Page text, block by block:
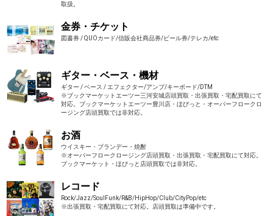
取扱。
金券・チケット
図書券 / QUOカード/信販会社商品券/ビール券/テレカ/etc
ギター・ベース・機材
ギター / ベース / エフェクター/アンプ/キーボード/DTM
※ブックマーケットエーツー三河安城店頭買取・出張買取・宅配買取にて
対応。ブックマーケットエーツー豊川店・ほびっと・オーバーフロークロ
ージング店頭買取では非対応。
お酒
ウイスキー・ブランデー・焼酎
※オーバーフロークロージング店頭買取・出張買取・宅配買取にて対応。
ブックマーケット・ほびっと店頭買取では非対応。
レコード
Rock/Jazz/SoulFunk/R&B/HipHop/Club/CityPop/etc
※出張買取・宅配買取にて対応。店頭買取は準備中です。